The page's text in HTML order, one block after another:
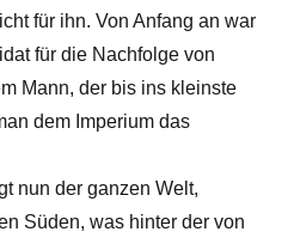
für ihn. Von Anfang an war
für die Nachfolge von
Mann, der bis ins kleinste
dem Imperium das
nun der ganzen Welt,
Süden, was hinter der von